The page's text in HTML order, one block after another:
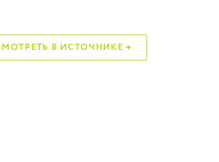
В ИСТОЧНИКЕ →